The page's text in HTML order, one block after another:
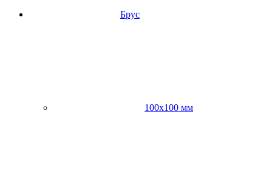
Брус
100х100 мм